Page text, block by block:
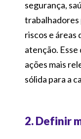
segurança,
trabalhadores
riscos e áreas
atenção.
ações mais
sólida para a
2. Definir